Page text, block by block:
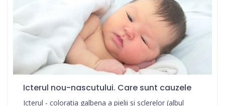
Icterul nou-nascutului. Care sunt cauzele
Icterul - coloratia galbena a pielii si sclerelor (albul